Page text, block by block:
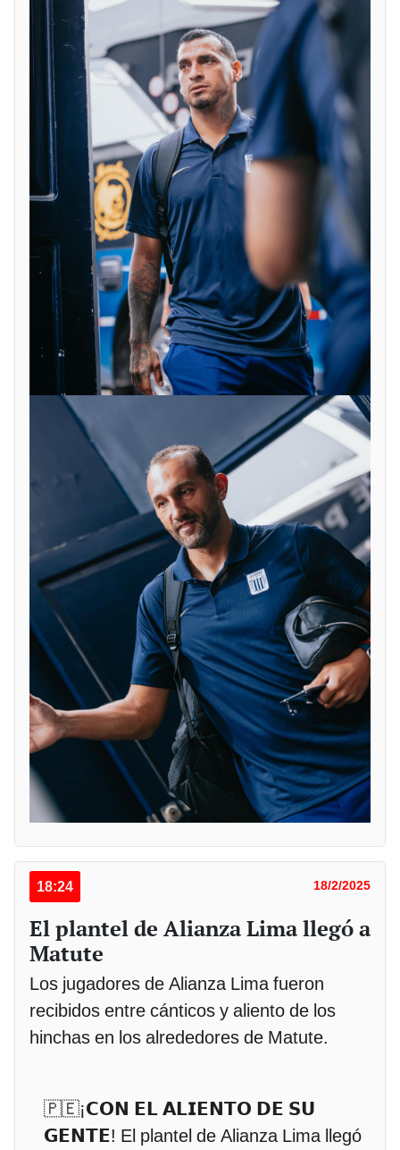
18:24 18/2/2025
El plantel de Alianza Lima llegó a
Matute
Los jugadores de Alianza Lima fueron
recibidos entre cánticos y aliento de los
hinchas en los alrededores de Matute.
🇵🇪¡𝗖𝗢𝗡 𝗘𝗟 𝗔𝗟𝗜𝗘𝗡𝗧𝗢 𝗗𝗘 𝗦𝗨
𝗚𝗘𝗡𝗧𝗘! El plantel de Alianza Lima llegó